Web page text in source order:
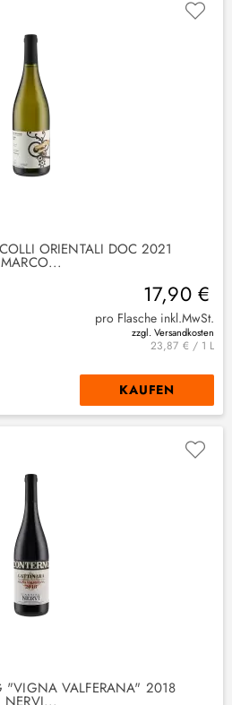
ORIENTALI DOC 2021
MARCO...
17,90 €
pro Flasche inkl.MwSt.
zzgl. Versandkosten
23,87 € / 1 L
KAUFEN
"VIGNA VALFERANA" 2018